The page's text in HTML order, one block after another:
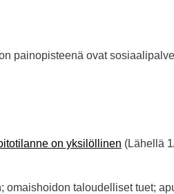
painopisteenä ovat
on yksilöllinen (Lähellä
omaishoidon taloudelliset tuet;